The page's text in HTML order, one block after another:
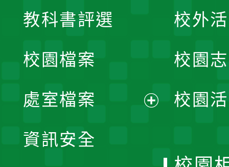
單
教科書評選
校園檔案
處室檔案
資訊安全
校外
校園
校園